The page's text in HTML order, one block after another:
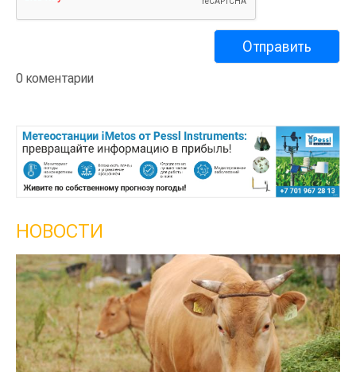
0 коментарии
НОВОСТИ